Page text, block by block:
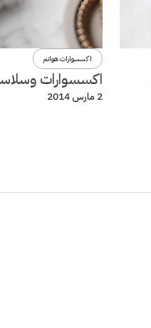
اكسسوارات هوانم
اكسسوارات وسلاسل
2 مارس 2014